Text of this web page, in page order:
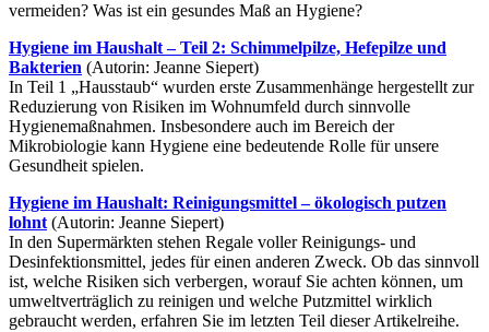
vermeiden? Was ist ein gesundes Maß an Hygiene?
Hygiene im Haushalt – Teil 2: Schimmelpilze, Hefepilze und
Bakterien (Autorin: Jeanne Siepert)
In Teil 1 „Hausstaub“ wurden erste Zusammenhänge hergestellt zur
Reduzierung von Risiken im Wohnumfeld durch sinnvolle
Hygienemaßnahmen. Insbesondere auch im Bereich der
Mikrobiologie kann Hygiene eine bedeutende Rolle für unsere
Gesundheit spielen.
Hygiene im Haushalt: Reinigungsmittel – ökologisch putzen
lohnt(Autorin: Jeanne Siepert)
In den Supermärkten stehen Regale voller Reinigungs- und
Desinfektionsmittel, jedes für einen anderen Zweck. Ob das sinnvoll
ist, welche Risiken sich verbergen, worauf Sie achten können, um
umweltverträglich zu reinigen und welche Putzmittel wirklich
gebraucht werden, erfahren Sie im letzten Teil dieser Artikelreihe.